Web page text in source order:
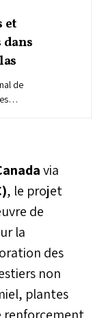
et
de
le
filière
via
, le projet
de
la
des
non
plantes